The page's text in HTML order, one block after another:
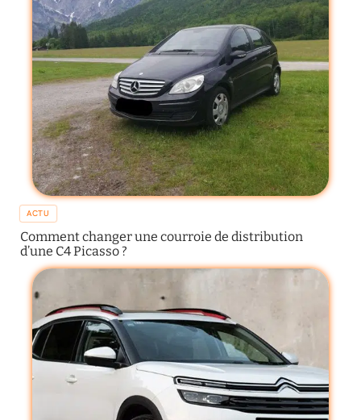
ACTU
Comment changer une courroie de distribution
d’une C4 Picasso ?